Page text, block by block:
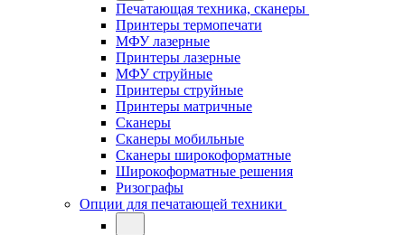
Печатающая техника, сканеры
Принтеры термопечати
МФУ лазерные
Принтеры лазерные
МФУ струйные
Принтеры струйные
Принтеры матричные
Сканеры
Сканеры мобильные
Сканеры широкоформатные
Широкоформатные решения
Ризографы
Опции для печатающей техники